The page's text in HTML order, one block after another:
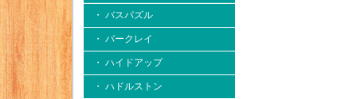
・ バスパズル
・ バークレイ
・ ハイドアップ
・ ハドルストン